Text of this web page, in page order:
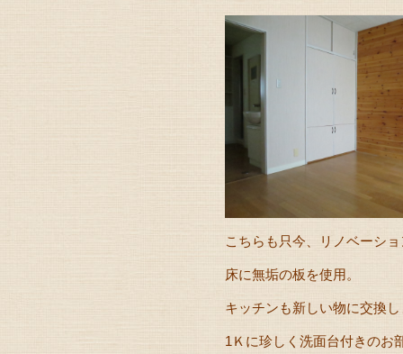
こちらも只今、リノベーシ
床に無垢の板を使用。
キッチンも新しい物に交換
1Ｋに珍しく洗面台付きのお